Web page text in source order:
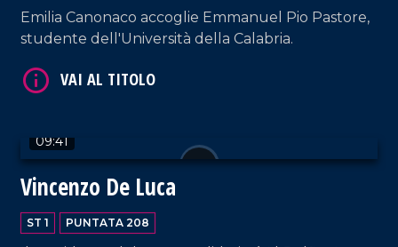
Emilia Canonaco accoglie Emmanuel Pio Pastore,
studente dell'Università della Calabria.
09:41
Vincenzo De Luca
ST 1 PUNTATA 208
VAI AL TITOLO